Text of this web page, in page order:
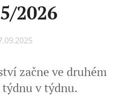
2026
začne ve druhém
v týdnu.